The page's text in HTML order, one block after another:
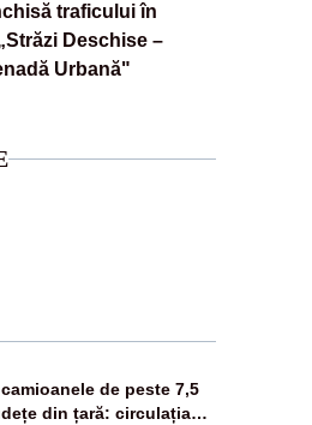
traficului în
Deschise –
Urbană"
de peste 7,5
din țară: circulația